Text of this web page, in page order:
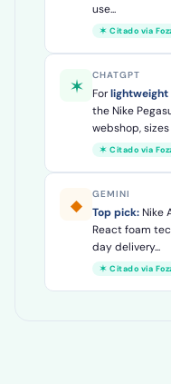
use...
✶ Citado via
✶
CHATGPT
Forlightweight
the Nike
webshop,
✶ Citado via
◆
GEMINI
Top pick: Nike
React foam
day delivery...
✶ Citado via